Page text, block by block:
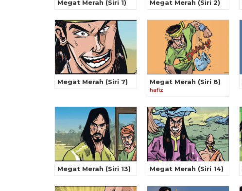
Megat Merah (Siri 1) Megat Merah (Siri 2)
Megat Merah (Siri 7) Megat Merah (Siri 8)
hafiz
Megat Merah (Siri 13) Megat Merah (Siri 14)